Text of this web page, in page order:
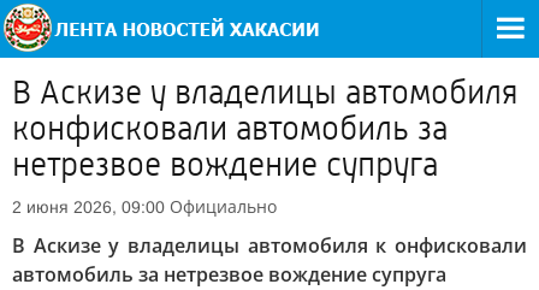
В Аскизе у владелицы автомобиля
конфисковали автомобиль за
нетрезвое вождение супруга
2 июня 2026, 09:00 Официально
В Аскизе у владелицы автомобиля к онфисковали
автомобиль за нетрезвое вождение супруга